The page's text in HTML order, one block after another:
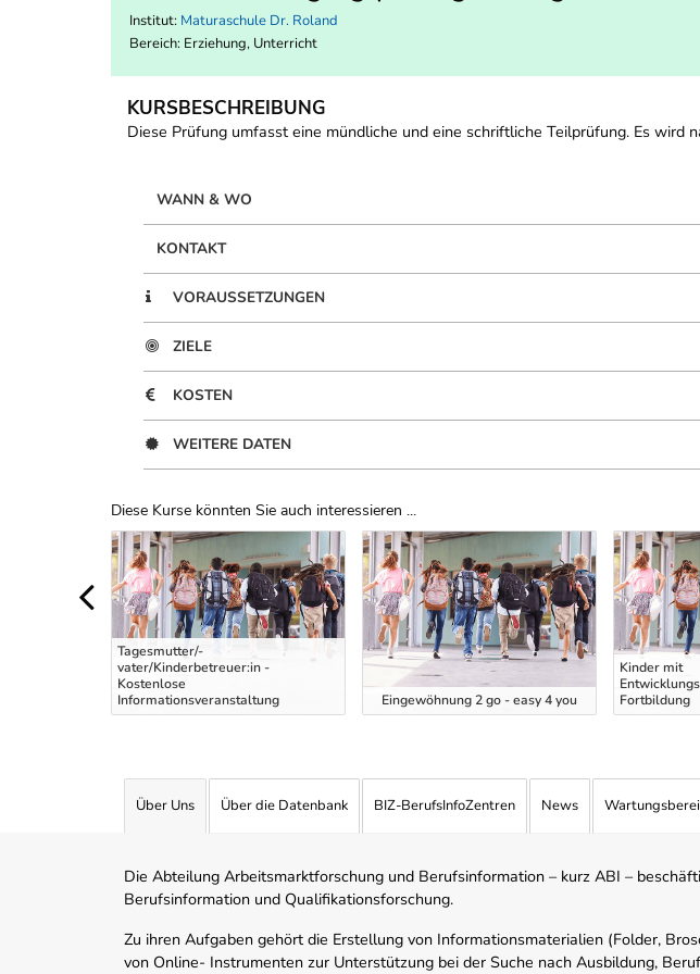
Institut: Maturaschule Dr. Roland
Bereich: Erziehung, Unterricht
KURSBESCHREIBUNG
Diese Prüfung umfasst eine mündliche und eine schriftliche Teilprüfung. Es
WANN & WO
KONTAKT
VORAUSSETZUNGEN
ZIELE
KOSTEN
WEITERE DATEN
Diese Kurse könnten Sie auch interessieren ...
Uber Weiterbildungsvorschläge
Tagesmutter/-
vater/Kinderbetreuer:in -
Kostenlose
Informationsveranstaltung
Eingewöhnung 2 go - easy 4 you
Kinder mit
Fortbildung
Über Uns Über die Datenbank BIZ-BerufsInfoZentren News
Die Abteilung Arbeitsmarktforschung und Berufsinformation – kurz ABI –
Berufsinformation und Qualifikationsforschung.
Zu ihren Aufgaben gehört die Erstellung von Informationsmaterialien (Folder,
von Online- Instrumenten zur Unterstützung bei der Suche nach Ausbildung,